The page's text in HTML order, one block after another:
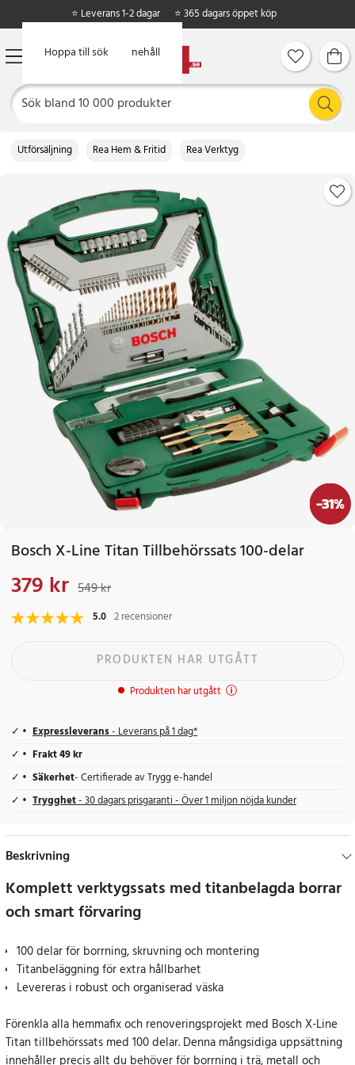
Hoppa till huvudinnehåll
Hoppa till sök
⭐ Leverans 1-2 dagar ⭐ 365 dagars öppet köp
Utförsäljning Rea Hem & Fritid Rea Verktyg
-31%
Bosch X-Line Titan Tillbehörssats 100-delar
Nuvarande pris
379 kr 549 kr
5.0 2 recensioner
PRODUKTEN HAR UTGÅTT
Produkten har utgått
Expressleverans- Leverans på 1 dag*
Frakt 49 kr
Säkerhet- Certifierade av Trygg e-handel
Trygghet- 30 dagars prisgaranti - Över 1 miljon nöjda kunder
Beskrivning
Komplett verktygssats med titanbelagda borrar
och smart förvaring
100 delar för borrning, skruvning och montering
Titanbeläggning för extra hållbarhet
Levereras i robust och organiserad väska
Förenkla alla hemmafix och renoveringsprojekt med Bosch X-Line
Titan tillbehörssats med 100 delar. Denna mångsidiga uppsättning
innehåller precis allt du behöver för borrning i trä, metall och